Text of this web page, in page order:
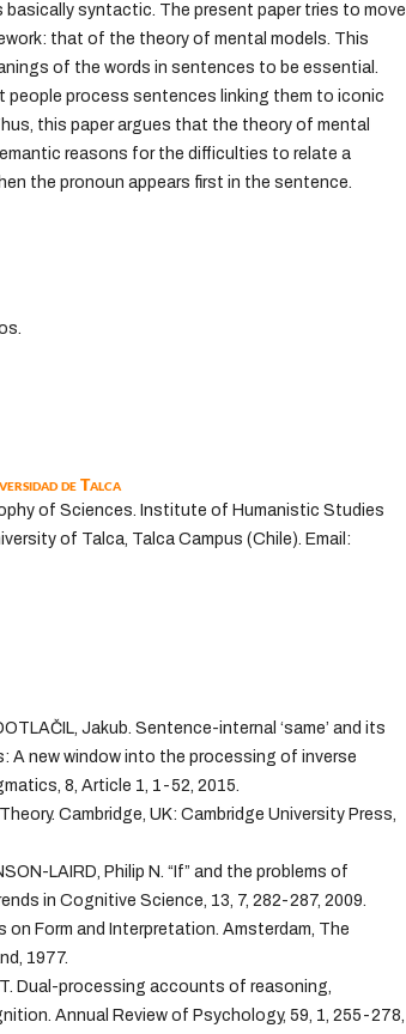
basically syntactic. The present paper tries to move
that of the theory of mental models. This
of the words in sentences to be essential.
people process sentences linking them to iconic
this paper argues that the theory of mental
reasons for the difficulties to relate a
the pronoun appears first in the sentence.
de Talca
of Sciences. Institute of Humanistic Studies
of Talca, Talca Campus (Chile). Email:
Jakub. Sentence-internal ‘same’ and its
A new window into the processing of inverse
8, Article 1, 1-52, 2015.
Cambridge, UK: Cambridge University Press,
LAIRD, Philip N. “If” and the problems of
in Cognitive Science, 13, 7, 282-287, 2009.
on Form and Interpretation. Amsterdam, The
1977.
Dual-processing accounts of reasoning,
Annual Review of Psychology, 59, 1, 255-278,